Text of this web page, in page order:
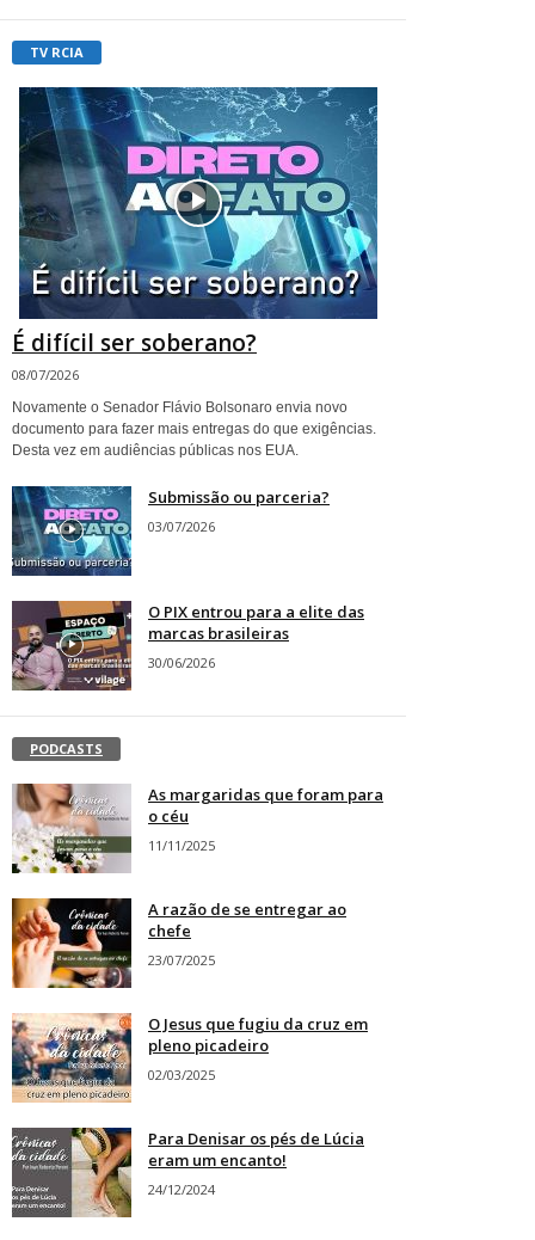
TV RCIA
É difícil ser soberano?
08/07/2026
Novamente o Senador Flávio Bolsonaro envia novo
documento para fazer mais entregas do que exigências.
Desta vez em audiências públicas nos EUA.
Submissão ou parceria?
03/07/2026
O PIX entrou para a elite das
marcas brasileiras
30/06/2026
PODCASTS
As margaridas que foram para
o céu
11/11/2025
A razão de se entregar ao
chefe
23/07/2025
O Jesus que fugiu da cruz em
pleno picadeiro
02/03/2025
Para Denisar os pés de Lúcia
eram um encanto!
24/12/2024